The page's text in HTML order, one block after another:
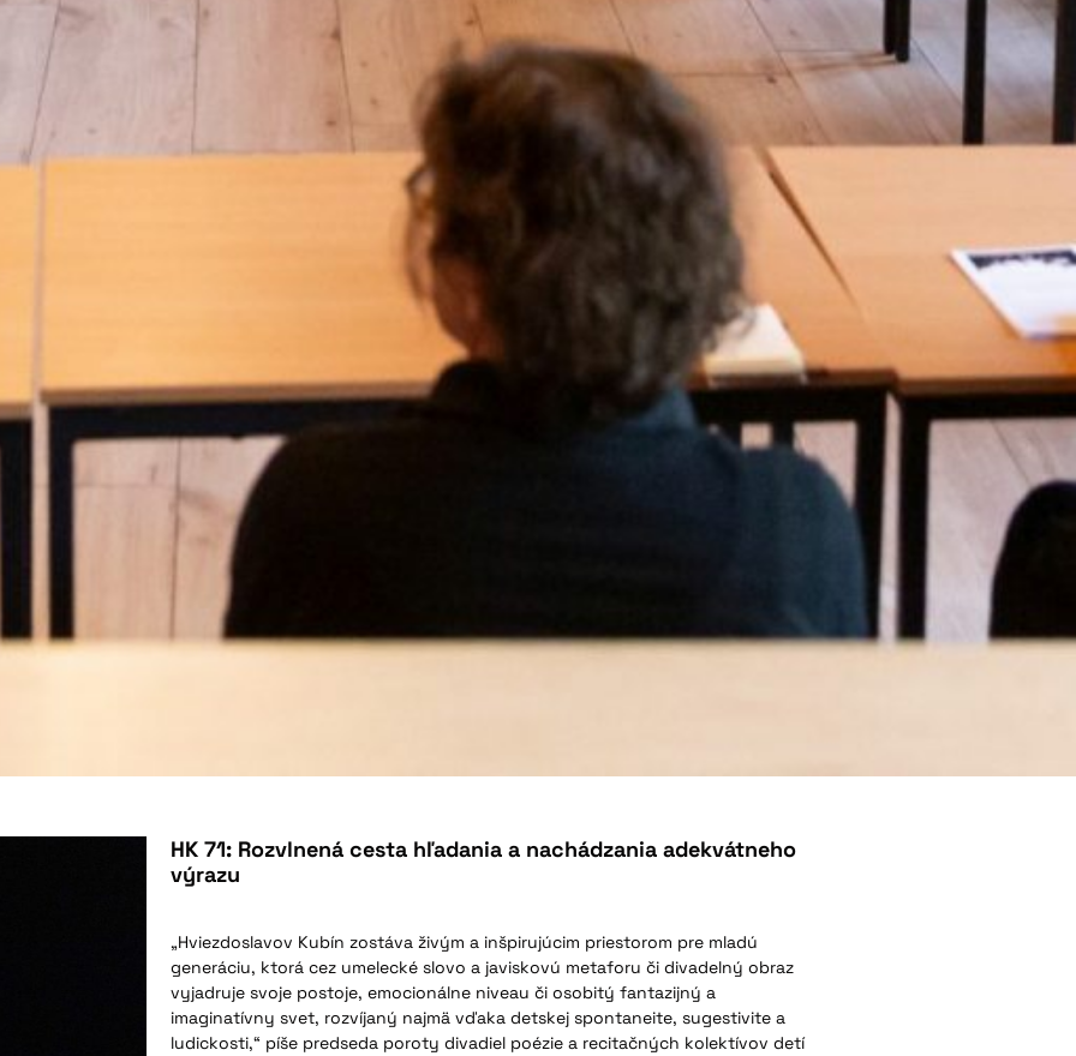
HK 71: Rozvlnená cesta hľadania a nachádzania adekvátneho
výrazu
„Hviezdoslavov Kubín zostáva živým a inšpirujúcim priestorom pre mladú
generáciu, ktorá cez umelecké slovo a javiskovú metaforu či divadelný obraz
vyjadruje svoje postoje, emocionálne niveau či osobitý fantazijný a
imaginatívny svet, rozvíjaný najmä vďaka detskej spontaneite, sugestivite a
ludickosti,“ píše predseda poroty divadiel poézie a recitačných kolektívov detí